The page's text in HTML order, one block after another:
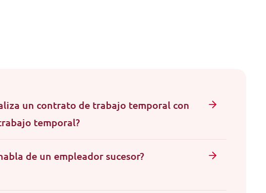
un contrato de trabajo temporal con
temporal?
de un empleador sucesor?